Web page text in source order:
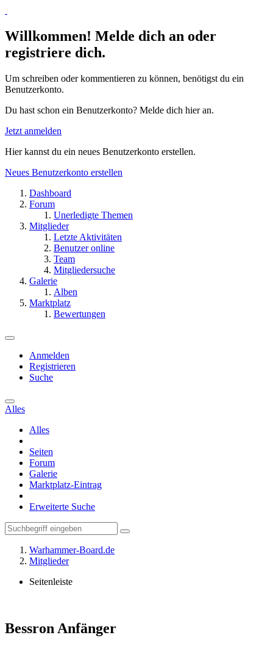
Willkommen! Melde dich an oder
registriere dich.
Um schreiben oder kommentieren zu können, benötigst du ein
Benutzerkonto.
Du hast schon ein Benutzerkonto? Melde dich hier an.
Jetzt anmelden
Hier kannst du ein neues Benutzerkonto erstellen.
Neues Benutzerkonto erstellen
Dashboard
Forum
Unerledigte Themen
Mitglieder
Letzte Aktivitäten
Benutzer online
Team
Mitgliedersuche
Galerie
Alben
Marktplatz
Bewertungen
Anmelden
Registrieren
Suche
Alles
Alles
Seiten
Forum
Galerie
Marktplatz-Eintrag
Erweiterte Suche
Warhammer-Board.de
Mitglieder
Seitenleiste
Bessron Anfänger